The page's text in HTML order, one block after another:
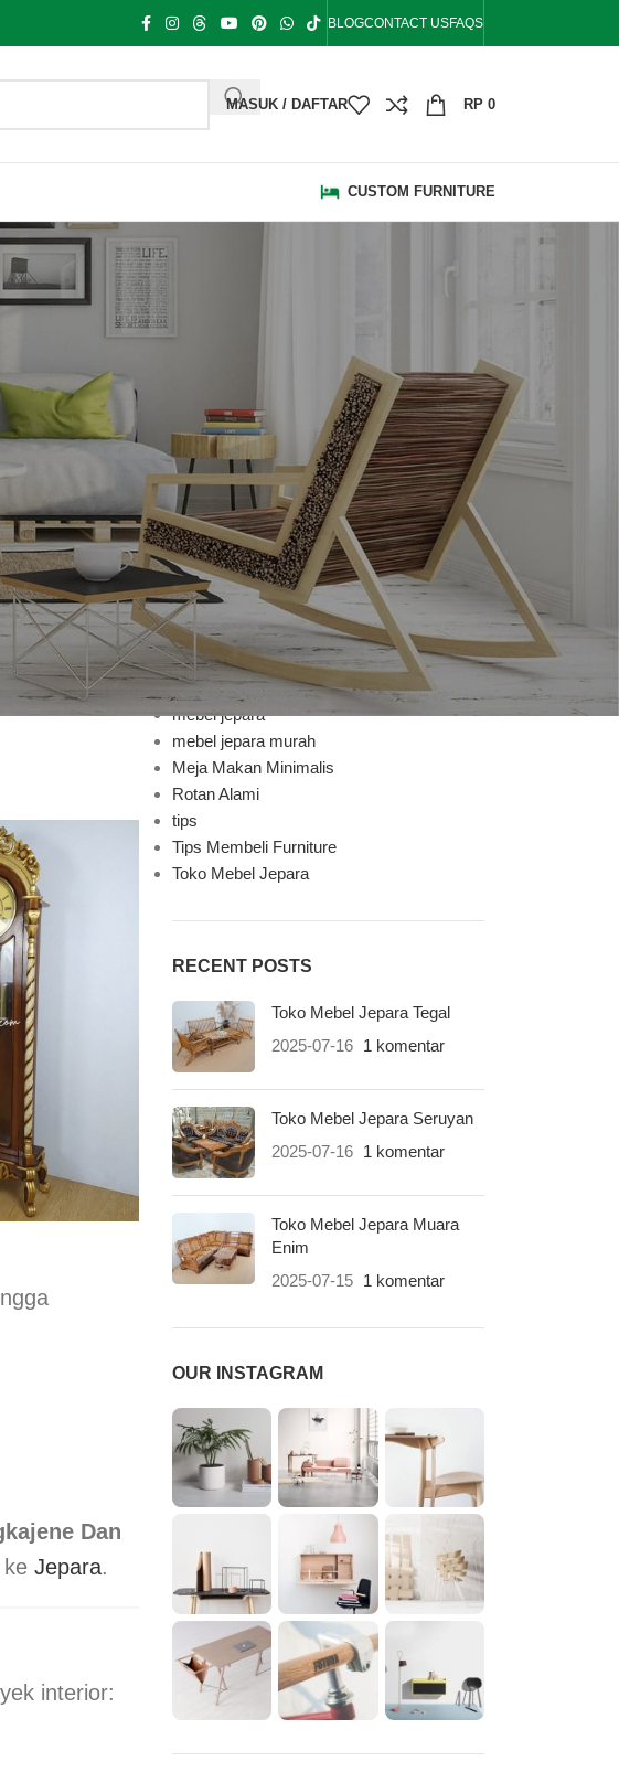
BLOGCONTACT USFAQS
MASUK / DAFTAR RP 0
CUSTOM FURNITURE
Dan
Jepara.
interior:
Bangku Taman
Bufet Hias
Bufet TV
Decoration
Design trends
Furniture
Furniture Mebel Jepara
Handycraft
Inspiration
Jenis Finishing
mebel jepara
mebel jepara murah
Meja Makan Minimalis
Rotan Alami
tips
Tips Membeli Furniture
Toko Mebel Jepara
RECENT POSTS
Toko Mebel Jepara Tegal
2025-07-16 1 komentar
Toko Mebel Jepara Seruyan
2025-07-16 1 komentar
Toko Mebel Jepara Muara
Enim
2025-07-15 1 komentar
OUR INSTAGRAM